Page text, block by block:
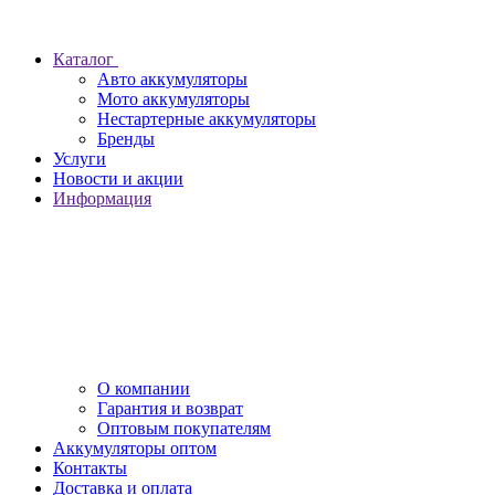
Каталог
Авто аккумуляторы
Мото аккумуляторы
Нестартерные аккумуляторы
Бренды
Услуги
Новости и акции
Информация
О компании
Гарантия и возврат
Оптовым покупателям
Аккумуляторы оптом
Контакты
Доставка и оплата